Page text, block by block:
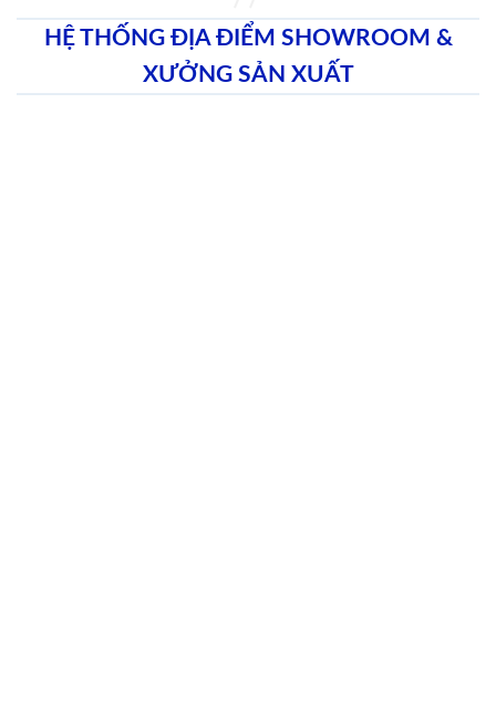
HỆ THỐNG ĐỊA ĐIỂM SHOWROOM &
XƯỞNG SẢN XUẤT